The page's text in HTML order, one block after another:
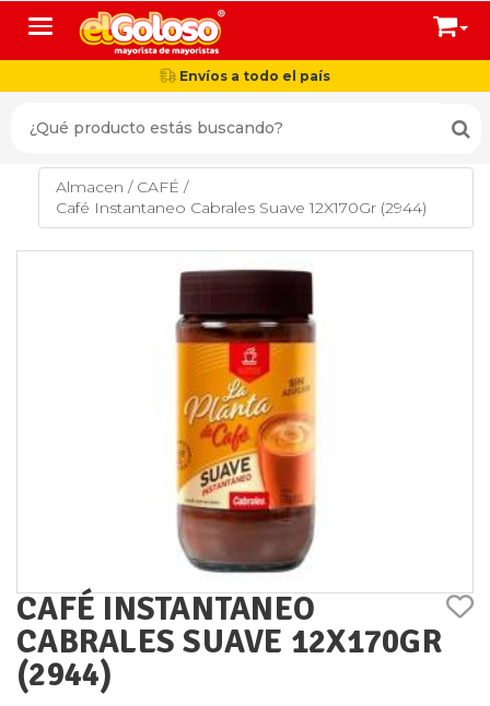
Toggle navigation
Envíos a todo el país
Almacen / CAFÉ /
Café Instantaneo Cabrales Suave 12X170Gr (2944)
CAFÉ INSTANTANEO
CABRALES SUAVE 12X170GR
(2944)